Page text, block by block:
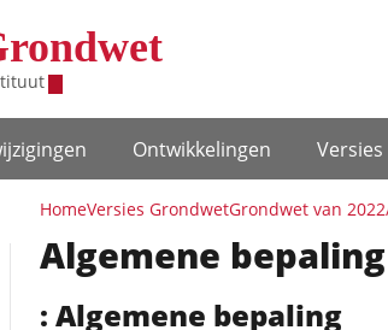
Ontwikke­lingen
HomeVersies GrondwetGrondwet van
Algemene bepaling
: Algemene bepaling